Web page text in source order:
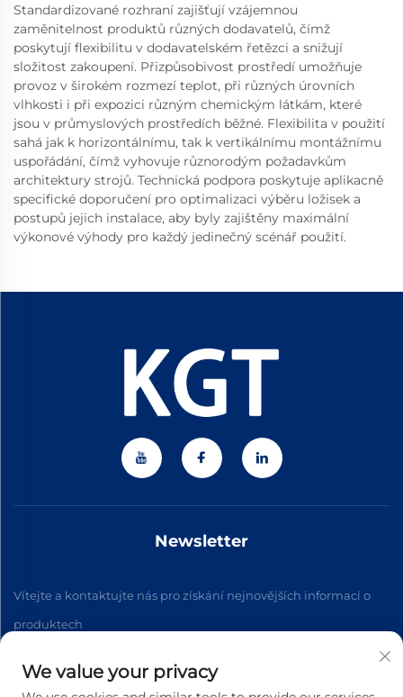
Standardizované rozhraní zajišťují vzájemnou
zaměnitelnost produktů různých dodavatelů, čímž
poskytují flexibilitu v dodavatelském řetězci a snižují
složitost zakoupení. Přizpůsobivost prostředí umožňuje
provoz v širokém rozmezí teplot, při různých úrovních
vlhkosti i při expozici různým chemickým látkám, které
jsou v průmyslových prostředích běžné. Flexibilita v použití
sahá jak k horizontálnímu, tak k vertikálnímu montážnímu
uspořádání, čímž vyhovuje různorodým požadavkům
architektury strojů. Technická podpora poskytuje aplikacně
specifické doporučení pro optimalizaci výběru ložisek a
postupů jejich instalace, aby byly zajištěny maximální
výkonové výhody pro každý jedinečný scénář použití.
Newsletter
Vítejte a kontaktujte nás pro získání nejnovějších informací o
produktech
Přihlásit se k odběru
We value your privacy